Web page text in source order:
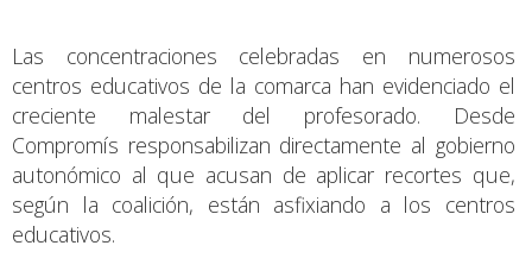
Las concentraciones celebradas en numerosos
centros educativos de la comarca han evidenciado el
creciente malestar del profesorado. Desde
Compromís responsabilizan directamente al gobierno
autonómico al que acusan de aplicar recortes que,
según la coalición, están asfixiando a los centros
educativos.